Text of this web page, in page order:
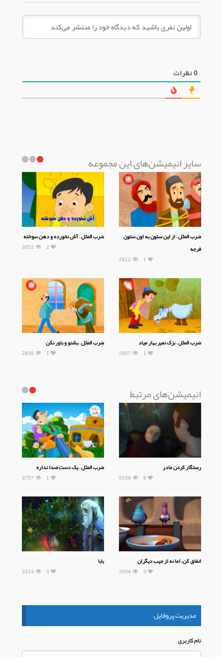
0نظرات
سایر انیمیشن‌های این مجموعه
ضرب المثل – از این ستون به اون ستون
فرجه
2812 1
ضرب المثل – آش نخورده و دهن سوخته
3052 2
ضرب المثل – بزک نمیر بهار میاد
2957 1
ضرب المثل – بشنو و باور نکن
2839 1
انیمیشن‌های مرتبط
رستگار کردن مادر
5159 8
ضرب المثل – یک دست صدا نداره
3757 1
انفاق کن، اما نه از جیب دیگران
3564 3
بابا
3214 3
مدیریت پروفایل
نام كاربری